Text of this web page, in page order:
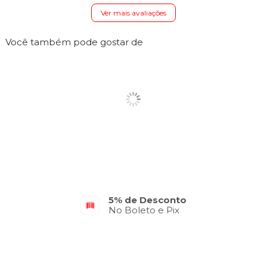
Ver mais avaliações
Você também pode gostar de
Parcelamento em até 10x
No Cartão de Crédito